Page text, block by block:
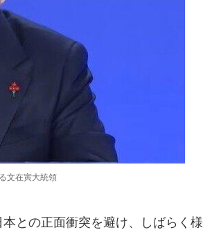
文在寅大統領
との正面衝突を避け、しばらく様